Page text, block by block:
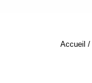
Accueil /